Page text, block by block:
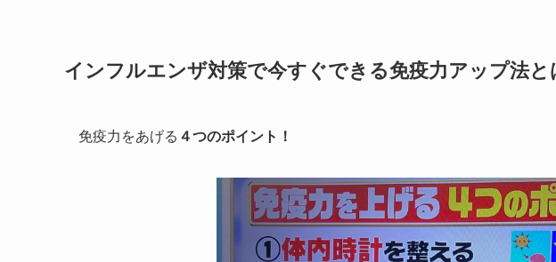
インフルエンザ対策で今すぐできる免疫力アップ法と
免疫力をあげる ４つのポイント！